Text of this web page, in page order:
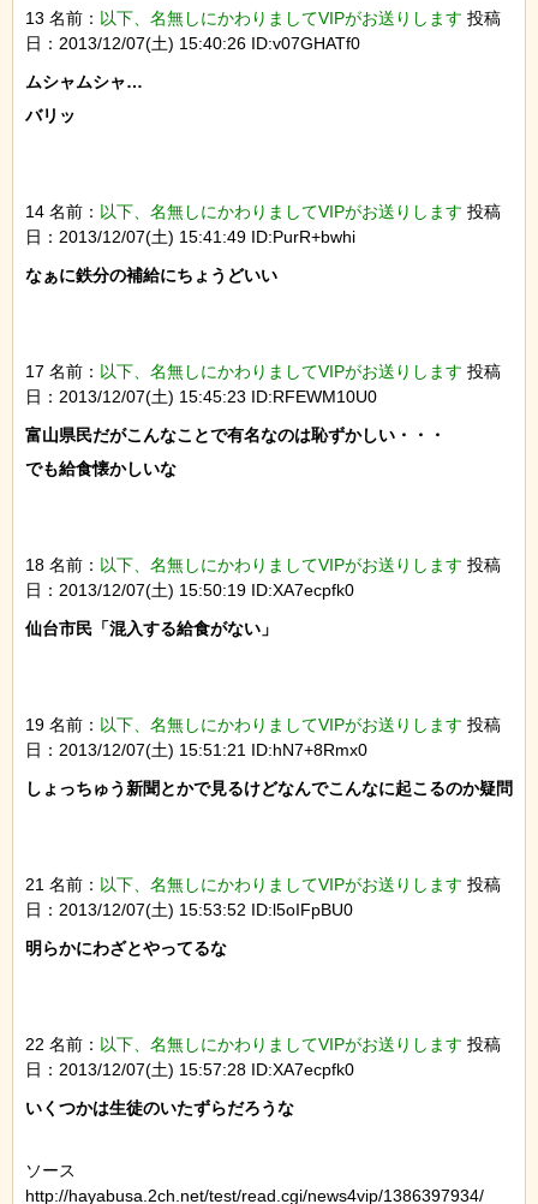
13 名前： 以下、名無しにかわりましてVIPがお送りします 投稿
日：2013/12/07(土) 15:40:26 ID:v07GHATf0
ムシャムシャ…
バリッ
14 名前： 以下、名無しにかわりましてVIPがお送りします 投稿
日：2013/12/07(土) 15:41:49 ID:PurR+bwhi
なぁに鉄分の補給にちょうどいい
17 名前： 以下、名無しにかわりましてVIPがお送りします 投稿
日：2013/12/07(土) 15:45:23 ID:RFEWM10U0
富山県民だがこんなことで有名なのは恥ずかしい・・・
でも給食懐かしいな
18 名前： 以下、名無しにかわりましてVIPがお送りします 投稿
日：2013/12/07(土) 15:50:19 ID:XA7ecpfk0
仙台市民「混入する給食がない」
19 名前： 以下、名無しにかわりましてVIPがお送りします 投稿
日：2013/12/07(土) 15:51:21 ID:hN7+8Rmx0
しょっちゅう新聞とかで見るけどなんでこんなに起こるのか疑問
21 名前： 以下、名無しにかわりましてVIPがお送りします 投稿
日：2013/12/07(土) 15:53:52 ID:l5oIFpBU0
明らかにわざとやってるな
22 名前： 以下、名無しにかわりましてVIPがお送りします 投稿
日：2013/12/07(土) 15:57:28 ID:XA7ecpfk0
ソース
http://hayabusa.2ch.net/test/read.cgi/news4vip/1386397934/